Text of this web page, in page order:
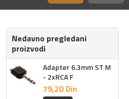
Nedavno pregledani
proizvodi
Adapter 6.3mm ST M
- 2xRCA F
79,20 Din